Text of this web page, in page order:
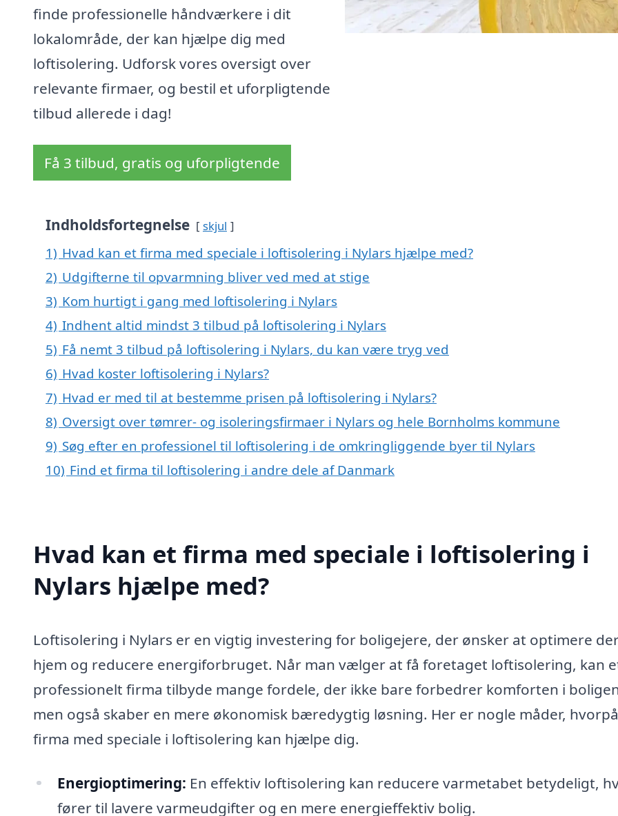
finde professionelle håndværkere i dit
lokalområde, der kan hjælpe dig med
loftisolering. Udforsk vores oversigt over
relevante firmaer, og bestil et uforpligtende
tilbud allerede i dag!
Få 3 tilbud, gratis og uforpligtende
Indholdsfortegnelse skjul
1) Hvad kan et firma med speciale i loftisolering i Nylars hjælpe med?
2) Udgifterne til opvarmning bliver ved med at stige
3) Kom hurtigt i gang med loftisolering i Nylars
4) Indhent altid mindst 3 tilbud på loftisolering i Nylars
5) Få nemt 3 tilbud på loftisolering i Nylars, du kan være tryg ved
6) Hvad koster loftisolering i Nylars?
7) Hvad er med til at bestemme prisen på loftisolering i Nylars?
8) Oversigt over tømrer- og isoleringsfirmaer i Nylars og hele Bornholms kommune
9) Søg efter en professionel til loftisolering i de omkringliggende byer til Nylars
10) Find et firma til loftisolering i andre dele af Danmark
Hvad kan et firma med speciale i loftisolering i
Nylars hjælpe med?
Loftisolering i Nylars er en vigtig investering for boligejere, der ønsker at optimere
hjem og reducere energiforbruget. Når man vælger at få foretaget loftisolering, kan
professionelt firma tilbyde mange fordele, der ikke bare forbedrer komforten i
men også skaber en mere økonomisk bæredygtig løsning. Her er nogle måder,
firma med speciale i loftisolering kan hjælpe dig.
Energioptimering: En effektiv loftisolering kan reducere varmetabet betydeligt,
fører til lavere varmeudgifter og en mere energieffektiv bolig.